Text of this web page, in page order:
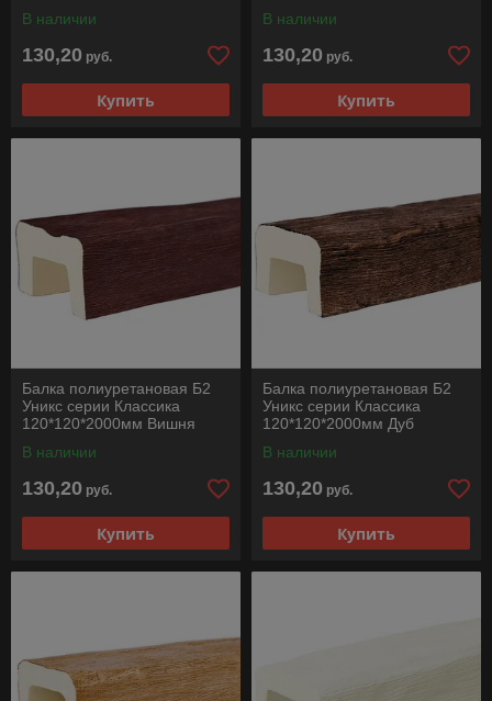
В наличии
130,20 руб.
Купить
В наличии
130,20 руб.
Купить
Балка полиуретановая Б2
Уникс серии Классика
120*120*2000мм Вишня
В наличии
130,20 руб.
Купить
Балка полиуретановая Б2
Уникс серии Классика
120*120*2000мм Дуб
В наличии
130,20 руб.
Купить